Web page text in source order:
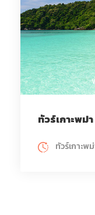
ทัวร์เกาะพม่
ทัวร์เกาะพ